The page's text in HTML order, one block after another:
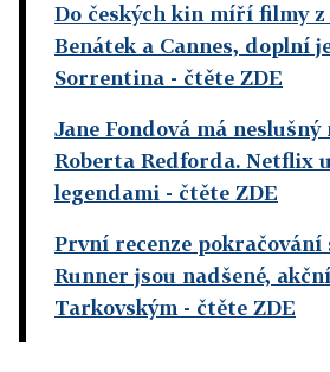
Do českých kin míří filmy z
Benátek a Cannes, doplní
Sorrentina - čtěte ZDE
Jane Fondová má
Roberta Redforda. Netflix
legendami - čtěte ZDE
První recenze pokračování
Runner jsou nadšené,
Tarkovským - čtěte ZDE